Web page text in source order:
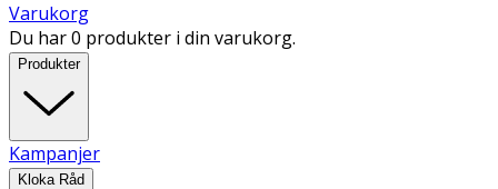
Varukorg
Du har 0 produkter i din varukorg.
Produkter
Kampanjer
Kloka Råd